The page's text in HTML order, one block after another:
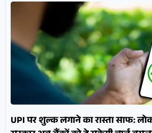
UPI पर शुल्क लगाने का रास्ता साफ: